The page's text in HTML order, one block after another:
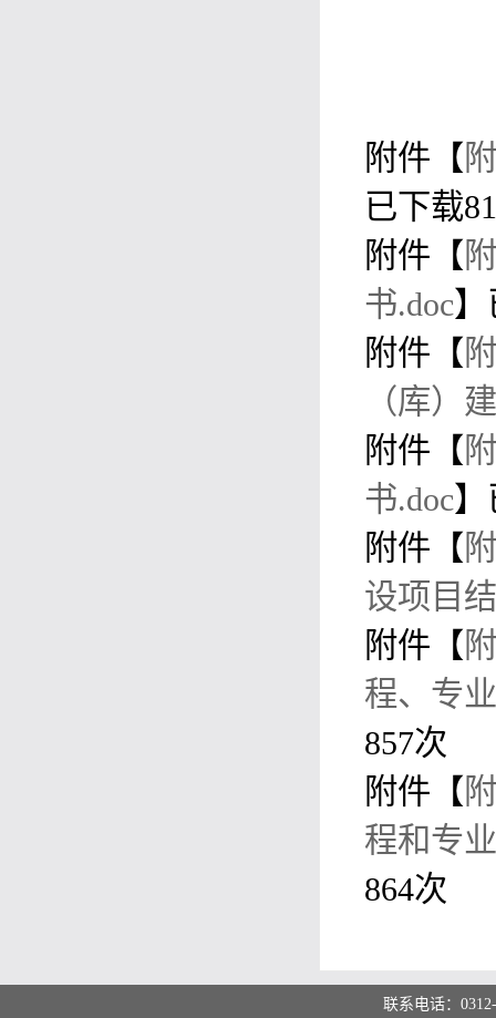
附件【
已下载
附件【
书.doc
附件【
（库）
附件【
书.doc
附件【
设项目
附件【
程、专
857次
附件【
程和专
864次
联系电话：